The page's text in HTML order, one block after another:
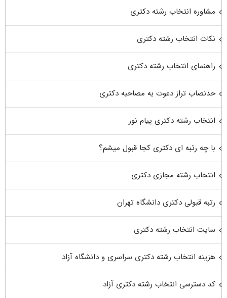
مشاوره انتخاب رشته دکتری
نکات انتخاب رشته دکتری
راهنمای انتخاب رشته دکتری
حدنصاب تراز دعوت به مصاحبه دکتری
انتخاب رشته دکتری پیام نور
با چه رتبه ای دکتری کجا قبول میشم؟
انتخاب رشته مجازی دکتری
رتبه قبولی دکتری دانشگاه تهران
سایت انتخاب رشته دکتری
هزینه انتخاب رشته دکتری سراسری و دانشگاه آزاد
کد دسترسی انتخاب رشته دکتری آزاد